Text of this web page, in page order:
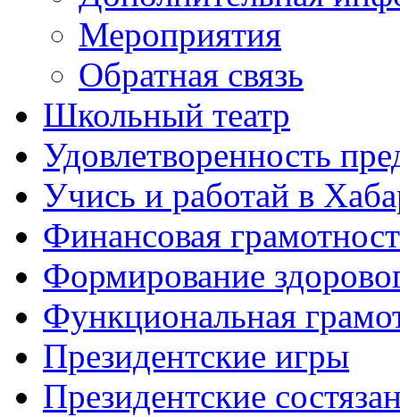
Мероприятия
Обратная связь
Школьный театр
Удовлетворенность
Учись и работай в
Финансовая
Формирование
Функциональная
Президентские игры
Президентские